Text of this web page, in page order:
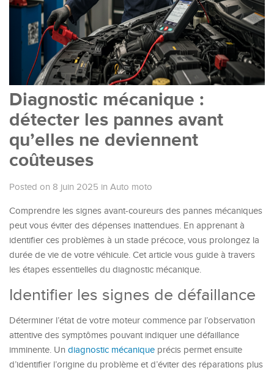
Diagnostic mécanique :
détecter les pannes avant
qu’elles ne deviennent
coûteuses
Posted on 8 juin 2025 in Auto moto
Comprendre les signes avant-coureurs des pannes mécaniques
peut vous éviter des dépenses inattendues. En apprenant à
identifier ces problèmes à un stade précoce, vous prolongez la
durée de vie de votre véhicule. Cet article vous guide à travers
les étapes essentielles du diagnostic mécanique.
Identifier les signes de défaillance
Déterminer l’état de votre moteur commence par l’observation
attentive des symptômes pouvant indiquer une défaillance
imminente. Un diagnostic mécanique précis permet ensuite
d’identifier l’origine du problème et d’éviter des réparations plus